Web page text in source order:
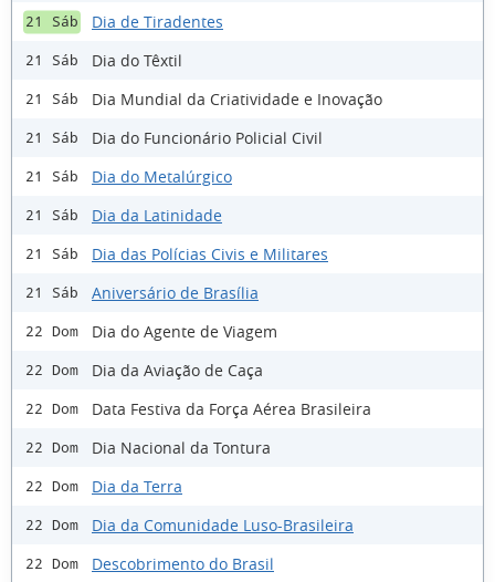
21 Sáb Dia de Tiradentes
21 Sáb Dia do Têxtil
21 Sáb Dia Mundial da Criatividade e Inovação
21 Sáb Dia do Funcionário Policial Civil
21 Sáb Dia do Metalúrgico
21 Sáb Dia da Latinidade
21 Sáb Dia das Polícias Civis e Militares
21 Sáb Aniversário de Brasília
22 Dom Dia do Agente de Viagem
22 Dom Dia da Aviação de Caça
22 Dom Data Festiva da Força Aérea Brasileira
22 Dom Dia Nacional da Tontura
22 Dom Dia da Terra
22 Dom Dia da Comunidade Luso-Brasileira
22 Dom Descobrimento do Brasil